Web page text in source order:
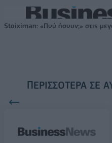
Stoiximan: «Πού ήσουν;» στις
ΠΕΡΙΣΣΌΤΕΡΑ ΣΕ